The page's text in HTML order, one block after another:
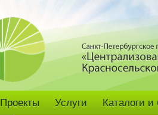
Проекты Услуги Каталоги